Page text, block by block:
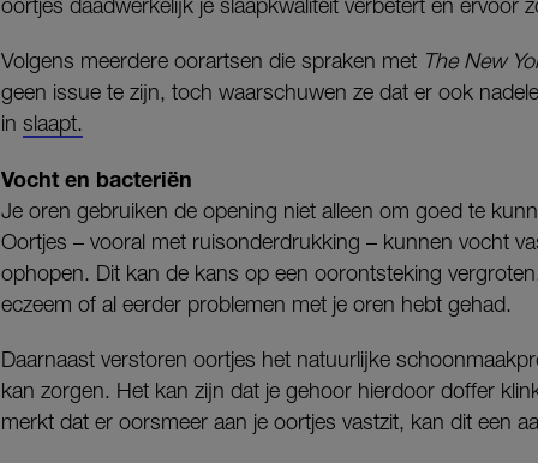
oortjes daadwerkelijk je slaapkwaliteit verbetert en ervoor
Volgens meerdere oorartsen die spraken met The New
geen issue te zijn, toch waarschuwen ze dat er ook
in slaapt.
Vocht en bacteriën
Je oren gebruiken de opening niet alleen om goed te
Oortjes – vooral met ruisonderdrukking – kunnen vocht
ophopen. Dit kan de kans op een oorontsteking
eczeem of al eerder problemen met je oren hebt gehad.
Daarnaast verstoren oortjes het natuurlijke
kan zorgen. Het kan zijn dat je gehoor hierdoor doffer
merkt dat er oorsmeer aan je oortjes vastzit, kan dit een